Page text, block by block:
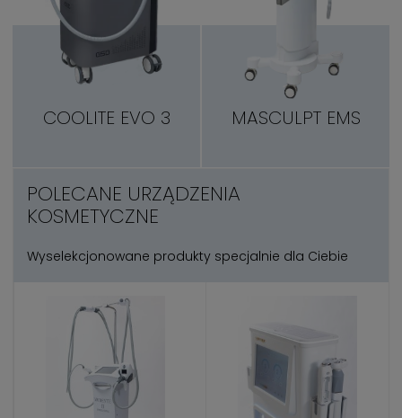
COOLITE EVO 3 MASCULPT EMS
POLECANE URZĄDZENIA
KOSMETYCZNE
Wyselekcjonowane produkty specjalnie dla Ciebie